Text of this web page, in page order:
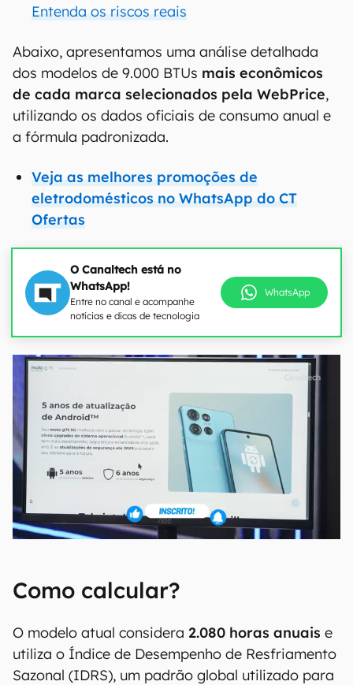
Entenda os riscos reais
Abaixo, apresentamos uma análise detalhada
dos modelos de 9.000 BTUs mais econômicos
de cada marca selecionados pela WebPrice,
utilizando os dados oficiais de consumo anual e
a fórmula padronizada.
Veja as melhores promoções de
eletrodomésticos no WhatsApp do CT
Ofertas
O Canaltech está no
WhatsApp!
Entre no canal e acompanhe
notícias e dicas de tecnologia
WhatsApp
Como calcular?
O modelo atual considera 2.080 horas anuais e
utiliza o Índice de Desempenho de Resfriamento
Sazonal (IDRS), um padrão global utilizado para